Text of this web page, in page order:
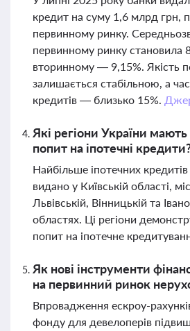
кредит на суму 1,6 млрд грн,
первинному ринку.
первинному ринку становила
вторинному — 9,15%. Якість
залишається стабільною, а
кредитів — близько 15%.
Які регіони України
попит на іпотечні
Найбільше іпотечних
видано у Київській області,
Львівській, Вінницькій та
областях. Ці регіони
попит на іпотечне
Як нові інструменти
на первинний ринок
Впровадження ескроу-
фонду для девелоперів